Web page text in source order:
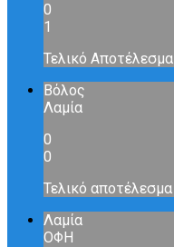
0
1
Τελικό Αποτέλεσμα
Βόλος
Λαμία
0
0
Τελικό αποτέλεσμα
Λαμία
ΟΦΗ